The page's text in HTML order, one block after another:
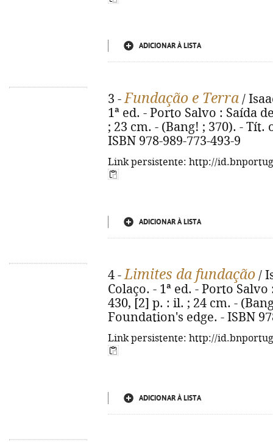
ADICIONAR À LISTA
3 -Fundação e Terra /
1ª ed. - Porto Salvo : Saída
; 23 cm. - (Bang! ; 370). -
ISBN 978-989-773-493-9
Link persistente: http://
ADICIONAR À LISTA
4 -Limites da fundação /
Colaço. - 1ª ed. - Porto
430, [2] p. : il. ; 24 cm. -
Foundation's edge. - ISBN
Link persistente: http://
ADICIONAR À LISTA